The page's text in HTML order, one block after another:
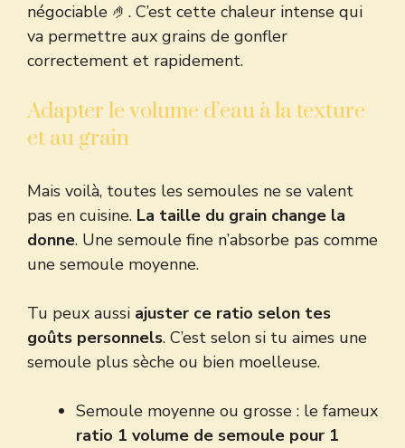
négociable 🤌. C’est cette chaleur intense qui
va permettre aux grains de gonfler
correctement et rapidement.
Adapter le volume d’eau à la texture
et au grain
Mais voilà, toutes les semoules ne se valent
pas en cuisine. La taille du grain change la
donne. Une semoule fine n’absorbe pas comme
une semoule moyenne.
Tu peux aussi ajuster ce ratio selon tes
goûts personnels. C’est selon si tu aimes une
semoule plus sèche ou bien moelleuse.
Semoule moyenne ou grosse : le fameux
ratio 1 volume de semoule pour 1